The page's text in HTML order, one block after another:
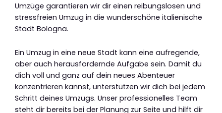
Umzüge garantieren wir dir einen reibungslosen und
stressfreien Umzug in die wunderschöne italienische
Stadt Bologna.
Ein Umzug in eine neue Stadt kann eine aufregende,
aber auch herausfordernde Aufgabe sein. Damit du
dich voll und ganz auf dein neues Abenteuer
konzentrieren kannst, unterstützen wir dich bei jedem
Schritt deines Umzugs. Unser professionelles Team
steht dir bereits bei der Planung zur Seite und hilft dir